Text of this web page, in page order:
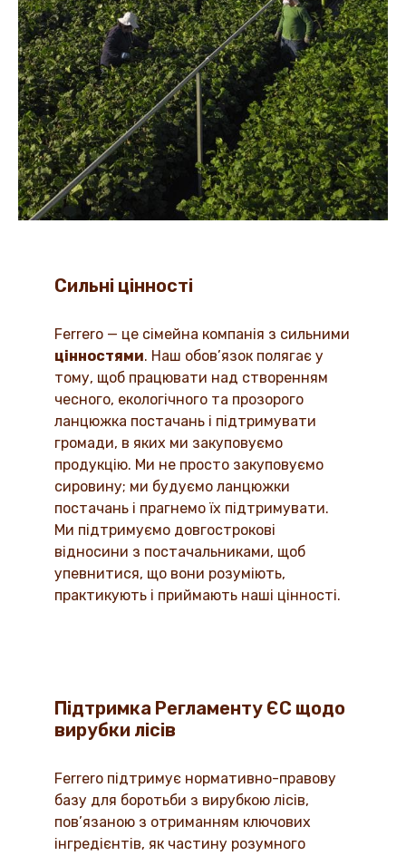
Сильні цінності
Ferrero — це сімейна компанія з сильними
цінностями. Наш обов’язок полягає у
тому, щоб працювати над створенням
чесного, екологічного та прозорого
ланцюжка постачань і підтримувати
громади, в яких ми закуповуємо
продукцію. Ми не просто закуповуємо
сировину; ми будуємо ланцюжки
постачань і прагнемо їх підтримувати.
Ми підтримуємо довгострокові
відносини з постачальниками, щоб
упевнитися, що вони розуміють,
практикують і приймають наші цінності.
Підтримка Регламенту ЄС щодо
вирубки лісів
Ferrero підтримує нормативно-правову
базу для боротьби з вирубкою лісів,
пов’язаною з отриманням ключових
інгредієнтів, як частину розумного